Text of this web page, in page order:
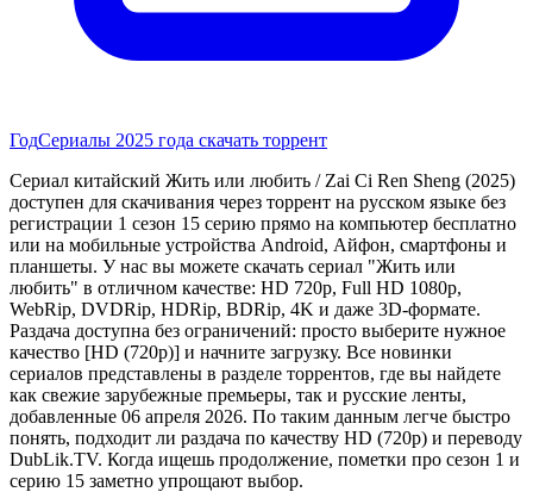
ГодСериалы 2025 года скачать торрент
Сериал китайский Жить или любить / Zai Ci Ren Sheng (2025)
доступен для скачивания через торрент на русском языке без
регистрации 1 сезон 15 серию прямо на компьютер бесплатно
или на мобильные устройства Android, Айфон, смартфоны и
планшеты. У нас вы можете скачать сериал "Жить или
любить" в отличном качестве: HD 720p, Full HD 1080p,
WebRip, DVDRip, HDRip, BDRip, 4K и даже 3D-формате.
Раздача доступна без ограничений: просто выберите нужное
качество [HD (720p)] и начните загрузку. Все новинки
сериалов представлены в разделе торрентов, где вы найдете
как свежие зарубежные премьеры, так и русские ленты,
добавленные 06 апреля 2026. По таким данным легче быстро
понять, подходит ли раздача по качеству HD (720p) и переводу
DubLik.TV. Когда ищешь продолжение, пометки про сезон 1 и
серию 15 заметно упрощают выбор.